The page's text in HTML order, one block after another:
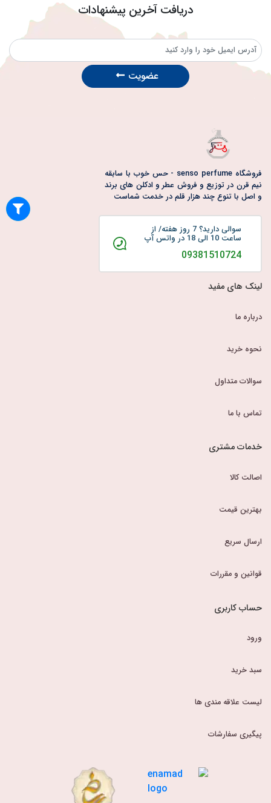
دریافت آخرین پیشنهادات
عضویت
فروشگاه senso perfume - حس خوب با سابقه
نیم قرن در توزیع و فروش عطر و ادکلن های برند
و اصل با تنوع چند هزار قلم در خدمت شماست
سوالی دارید؟ 7 روز هفته/ از
ساعت 10 الی 18 در واتس آپ
09381510724
لینک های مفید
درباره ما
نحوه خرید
سوالات متداول
تماس با ما
خدمات مشتری
اصالت کالا
بهترین قیمت
ارسال سریع
قوانین و مقررات
حساب کاربری
ورود
سبد خرید
لیست علاقه مندی ها
پیگیری سفارشات